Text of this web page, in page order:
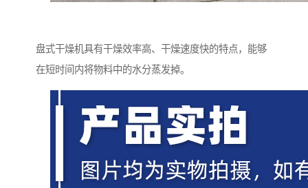
盘式干燥机具有干燥效率高、干燥速度快的特点，能够
在短时间内将物料中的水分蒸发掉。